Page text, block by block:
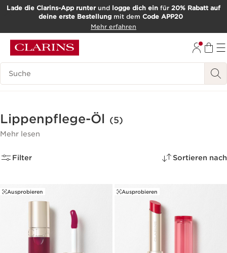
WEITER ZUM INHALT
Lade die Clarins-App runterund logge dich ein für 20% Rabatt auf
deine erste Bestellungmit dem Code APP20
Mehr erfahren
Such-Historie
Lippenpflege-Öl (5)
Mehr lesen
Filter Sortieren nach
Ausprobieren Ausprobieren